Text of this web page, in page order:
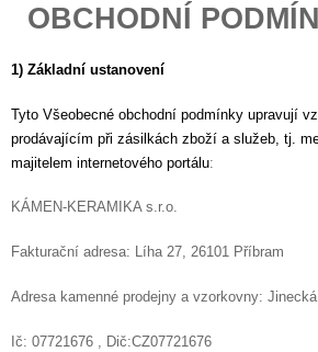
OBCHODNÍ
1) Základní ustanovení
Tyto Všeobecné obchodní podmínky upravují
prodávajícím při zásilkách zboží a služeb, tj.
majitelem internetového portálu:
KÁMEN-KERAMIKA s.r.o.
Fakturační adresa: Líha 27, 26101 Příbram
Adresa kamenné prodejny a vzorkovny:
Ič: 07721676 , Dič:CZ07721676